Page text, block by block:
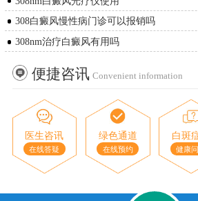
308白癜风慢性病门诊可以报销吗
308nm治疗白癜风有用吗
便捷咨讯 Convenient information
医生咨讯
在线答疑
绿色通道
在线预约
白斑
健康